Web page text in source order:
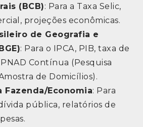
(BCB): Para a Taxa Selic,
projeções econômicas.
de Geografia e
: Para o IPCA, PIB, taxa de
Contínua (Pesquisa
de Domicílios).
Fazenda/Economia: Para
pública, relatórios de